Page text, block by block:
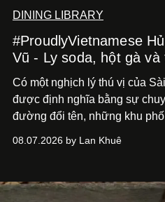
DINING LIBRARY
#ProudlyVietnamese
Vũ - Ly soda, hột gà và
Có một nghịch lý thú vị của
được định nghĩa bằng sự
đường đổi tên, những khu
nói về cái mới, về xu hướng
08.07.2026 by Lan Khuê